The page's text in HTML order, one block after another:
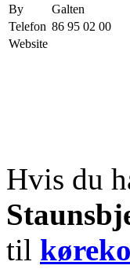
By
Galten
Telefon 86 95 02 00
Website
Hvis du
til